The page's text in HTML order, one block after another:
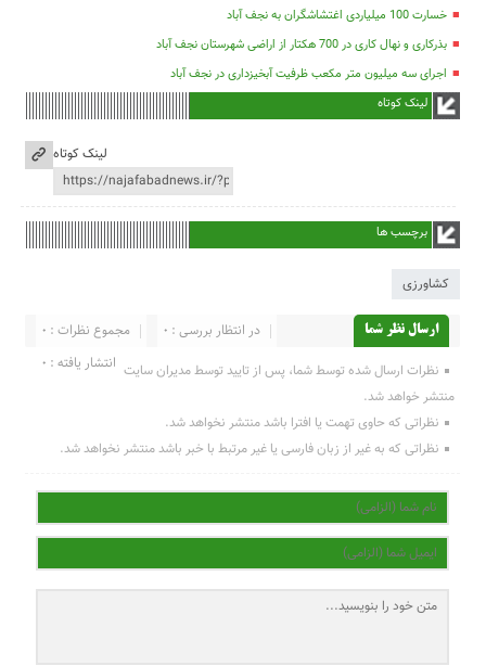
خسارت 100 میلیاردی اغتشاشگران به نجف آباد
بذرکاری و نهال کاری در 700 هکتار از اراضی شهرستان نجف آباد
اجرای سه میلیون متر مکعب ظرفیت آبخیزداری در نجف آباد
لینک کوتاه
لینک کوتاه
برچسب ها
کشاورزی
ارسال نظر شما مجموع نظرات : 0
در انتظار بررسی : 0
انتشار یافته : 0 نظرات ارسال شده توسط شما، پس از تایید توسط مدیران سایت
منتشر خواهد شد.
نظراتی که حاوی تهمت یا افترا باشد منتشر نخواهد شد.
نظراتی که به غیر از زبان فارسی یا غیر مرتبط با خبر باشد منتشر نخواهد شد.